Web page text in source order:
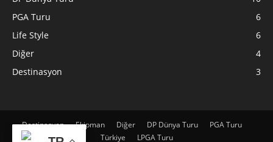
PGA Turu
6
Life Style
6
Diğer
4
Destinasyon
3
Destinasyon Ekipman Diğer DP Dünya Turu
PGA Turu
Türkiye
LPGA Turu